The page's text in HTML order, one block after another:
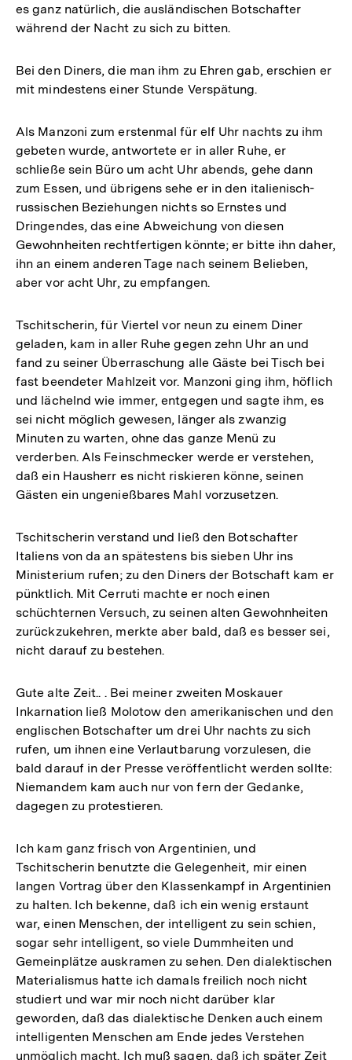
es ganz natürlich, die ausländischen Botschafter
während der Nacht zu sich zu bitten.
Bei den Diners, die man ihm zu Ehren gab, erschien er
mit mindestens einer Stunde Verspätung.
Als Manzoni zum erstenmal für elf Uhr nachts zu ihm
gebeten wurde, antwortete er in aller Ruhe, er
schließe sein Büro um acht Uhr abends, gehe dann
zum Essen, und übrigens sehe er in den italienisch-
russischen Beziehungen nichts so Ernstes und
Dringendes, das eine Abweichung von diesen
Gewohnheiten rechtfertigen könnte; er bitte ihn daher,
ihn an einem anderen Tage nach seinem Belieben,
aber vor acht Uhr, zu empfangen.
Tschitscherin, für Viertel vor neun zu einem Diner
geladen, kam in aller Ruhe gegen zehn Uhr an und
fand zu seiner Überraschung alle Gäste bei Tisch bei
fast beendeter Mahlzeit vor. Manzoni ging ihm, höflich
und lächelnd wie immer, entgegen und sagte ihm, es
sei nicht möglich gewesen, länger als zwanzig
Minuten zu warten, ohne das ganze Menü zu
verderben. Als Feinschmecker werde er verstehen,
daß ein Hausherr es nicht riskieren könne, seinen
Gästen ein ungenießbares Mahl vorzusetzen.
Tschitscherin verstand und ließ den Botschafter
Italiens von da an spätestens bis sieben Uhr ins
Ministerium rufen; zu den Diners der Botschaft kam er
pünktlich. Mit Cerruti machte er noch einen
schüchternen Versuch, zu seinen alten Gewohnheiten
zurückzukehren, merkte aber bald, daß es besser sei,
nicht darauf zu bestehen.
Gute alte Zeit.. . Bei meiner zweiten Moskauer
Inkarnation ließ Molotow den amerikanischen und den
englischen Botschafter um drei Uhr nachts zu sich
rufen, um ihnen eine Verlautbarung vorzulesen, die
bald darauf in der Presse veröffentlicht werden sollte:
Niemandem kam auch nur von fern der Gedanke,
dagegen zu protestieren.
Ich kam ganz frisch von Argentinien, und
Tschitscherin benutzte die Gelegenheit, mir einen
langen Vortrag über den Klassenkampf in Argentinien
zu halten. Ich bekenne, daß ich ein wenig erstaunt
war, einen Menschen, der intelligent zu sein schien,
sogar sehr intelligent, so viele Dummheiten und
Gemeinplätze auskramen zu sehen. Den dialektischen
Materialismus hatte ich damals freilich noch nicht
studiert und war mir noch nicht darüber klar
geworden, daß das dialektische Denken auch einem
intelligenten Menschen am Ende jedes Verstehen
unmöglich macht. Ich muß sagen, daß ich später Zeit